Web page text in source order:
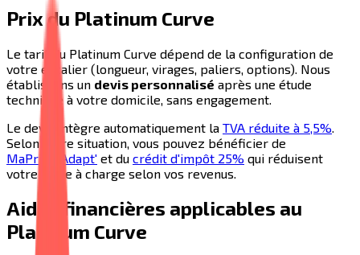
Prix du Platinum Curve
Le tarif du Platinum Curve dépend de la configuration de
votre escalier (longueur, virages, paliers, options). Nous
établissons un devis personnalisé après une étude
technique à votre domicile, sans engagement.
Le devis intègre automatiquement la TVA réduite à 5,5%
Selon votre situation, vous pouvez bénéficier de
MaPrimeAdapt' et du crédit d'impôt 25% qui réduisent
votre reste à charge selon vos revenus.
Aides financières applicables au
Platinum Curve